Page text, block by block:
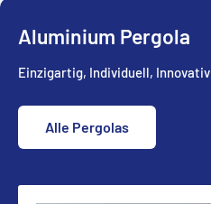
Aluminium Pergola
Einzigartig, Individuell, Innovativ
Alle Pergolas